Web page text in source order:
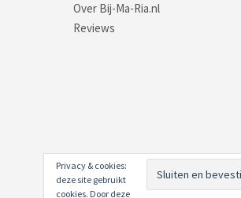
Over Bij-Ma-Ria.nl
Reviews
Privacy & cookies:
deze site gebruikt
cookies. Door deze